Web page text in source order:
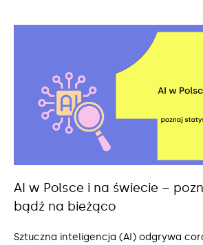
AI w Polsce i na świecie –
bądź na bieżąco
Sztuczna inteligencja (AI) odgrywa